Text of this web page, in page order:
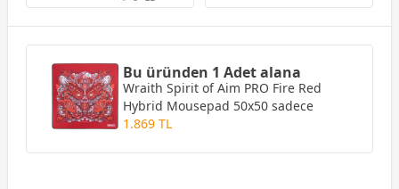
Bu üründen 1 Adet alana
Wraith Spirit of Aim PRO Fire Red
Hybrid Mousepad 50x50 sadece
1.869 TL